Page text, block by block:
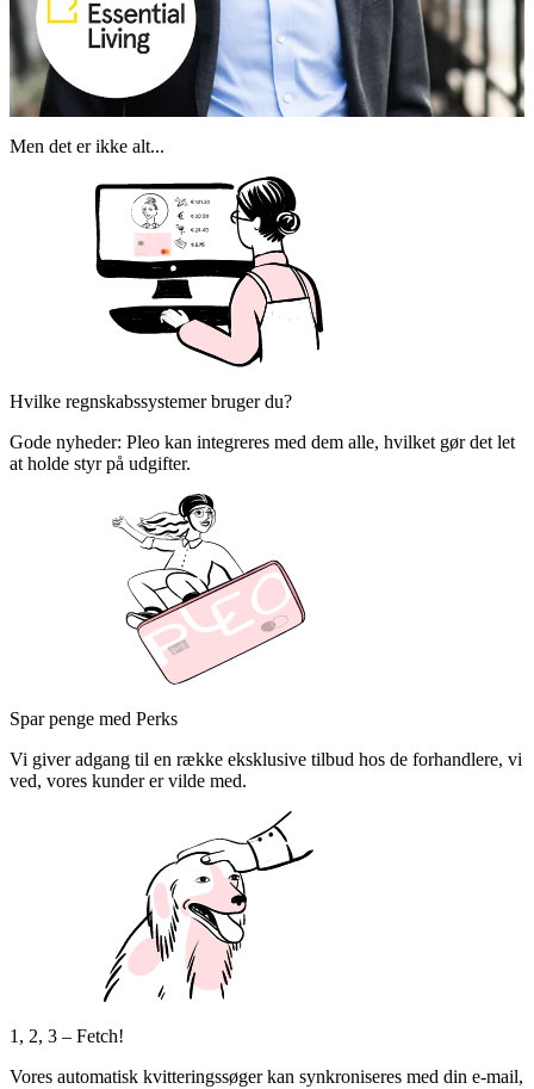
Men det er ikke alt...
Hvilke regnskabssystemer bruger du?
Gode nyheder: Pleo kan integreres med dem alle, hvilket gør det let
at holde styr på udgifter.
Spar penge med Perks
Vi giver adgang til en række eksklusive tilbud hos de forhandlere, vi
ved, vores kunder er vilde med.
1, 2, 3 – Fetch!
Vores automatisk kvitteringssøger kan synkroniseres med din e-mail,